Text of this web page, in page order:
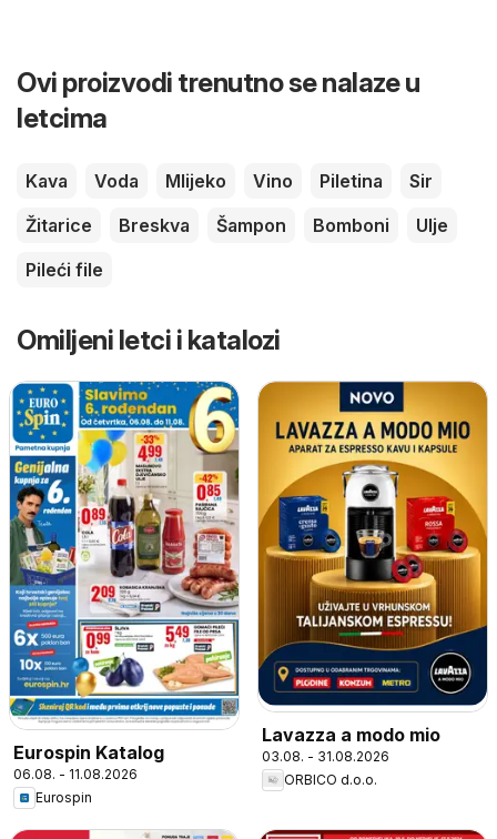
Ovi proizvodi trenutno se nalaze u
letcima
Kava Voda Mlijeko Vino Piletina
Sir
Žitarice
Breskva Šampon Bomboni
Ulje
Pileći file
Omiljeni letci i katalozi
Eurospin Katalog
06.08. - 11.08.2026
Eurospin
Lavazza a modo mio
03.08. - 31.08.2026
ORBICO d.o.o.